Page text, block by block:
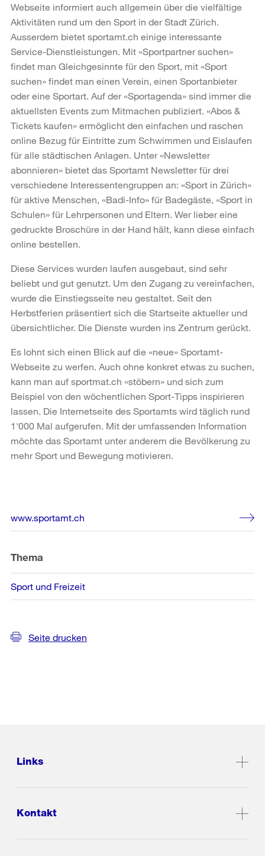
Webseite informiert auch allgemein über die vielfältige
Aktivitäten rund um den Sport in der Stadt Zürich.
Ausserdem bietet sportamt.ch einige interessante
Service-Dienstleistungen. Mit «Sportpartner suchen»
findet man Gleichgesinnte für den Sport, mit «Sport
suchen» findet man einen Verein, einen Sportanbieter
oder eine Sportart. Auf der «Sportagenda» sind immer die
aktuellsten Events zum Mitmachen publiziert. «Abos &
Tickets kaufen» ermöglicht den einfachen und raschen
online Bezug für Eintritte zum Schwimmen und Eislaufen
für alle städtischen Anlagen. Unter «Newsletter
abonnieren» bietet das Sportamt Newsletter für drei
verschiedene Interessentengruppen an: «Sport in Zürich»
für aktive Menschen, «Badi-Info» für Badegäste, «Sport in
Schulen» für Lehrpersonen und Eltern. Wer lieber eine
gedruckte Broschüre in der Hand hält, kann diese einfach
online bestellen.
Diese Services wurden laufen ausgebaut, sind sehr
beliebt und gut genutzt. Um den Zugang zu vereinfachen,
wurde die Einstiegsseite neu gestaltet. Seit den
Herbstferien präsentiert sich die Startseite aktueller und
übersichtlicher. Die Dienste wurden ins Zentrum gerückt.
Es lohnt sich einen Blick auf die «neue» Sportamt-
Webseite zu werfen. Auch ohne konkret etwas zu suchen,
kann man auf sportmat.ch «stöbern» und sich zum
Beispiel von den wöchentlichen Sport-Tipps inspirieren
lassen. Die Internetseite des Sportamts wird täglich rund
1'000 Mal aufgerufen. Mit der umfassenden Information
möchte das Sportamt unter anderem die Bevölkerung zu
mehr Sport und Bewegung motivieren.
Weitere
Informationen
www.sportamt.ch
Thema
Sport und Freizeit
Seite drucken
Links
Kontakt